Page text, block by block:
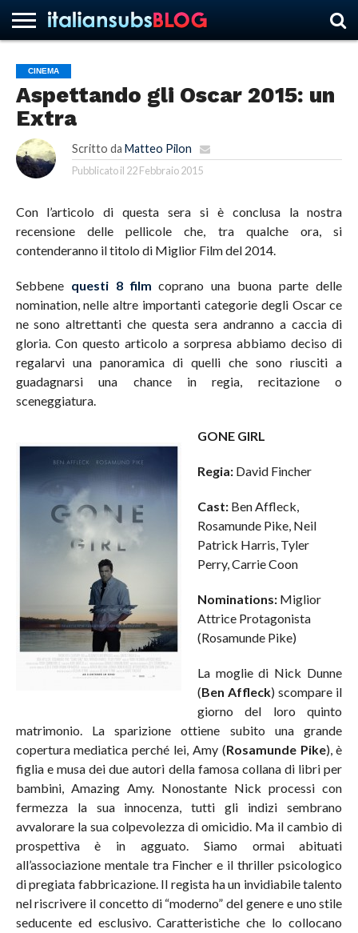
HOME
NEWS
ASCOLTI
RECENSIONI
INTERVISTE
CURIOSITÀ
CHI
SIAMO
CONTATTACI
FORUM
ITALIANSUBS
CINEMA
Aspettando gli Oscar 2015: un
Extra
Scritto da Matteo Pilon
Pubblicato il 22 Febbraio 2015
Con l’articolo di questa sera si è conclusa la nostra
recensione delle pellicole che, tra qualche ora, si
contenderanno il titolo di Miglior Film del 2014.
Sebbene questi 8 film coprano una buona parte delle
nomination, nelle altre importanti categorie degli Oscar ce
ne sono altrettanti che questa sera andranno a caccia di
gloria. Con questo articolo a sorpresa abbiamo deciso di
regalarvi una panoramica di quelli che sono riusciti a
guadagnarsi una chance in regia, recitazione o
sceneggiatura.
GONE GIRL
Regia: David Fincher
Cast: Ben Affleck,
Rosamunde Pike, Neil
Patrick Harris, Tyler
Perry, Carrie Coon
Nominations: Miglior
Attrice Protagonista
(Rosamunde Pike)
La moglie di Nick Dunne
(Ben Affleck) scompare il
giorno del loro quinto
matrimonio. La sparizione ottiene subito una grande
copertura mediatica perché lei, Amy (Rosamunde Pike), è
figlia e musa dei due autori della famosa collana di libri per
bambini, Amazing Amy. Nonostante Nick processi con
fermezza la sua innocenza, tutti gli indizi sembrano
avvalorare la sua colpevolezza di omicidio. Ma il cambio di
prospettiva è in agguato. Siamo ormai abituati
all’associazione mentale tra Fincher e il thriller psicologico
di pregiata fabbricazione. Il regista ha un invidiabile talento
nel riscrivere il concetto di “moderno” del genere e uno stile
seducente ed esclusivo. Caratteristiche che lo collocano